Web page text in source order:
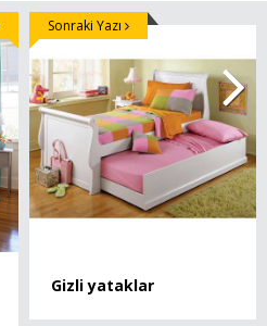
Gizli yataklar
Sonraki Yazı